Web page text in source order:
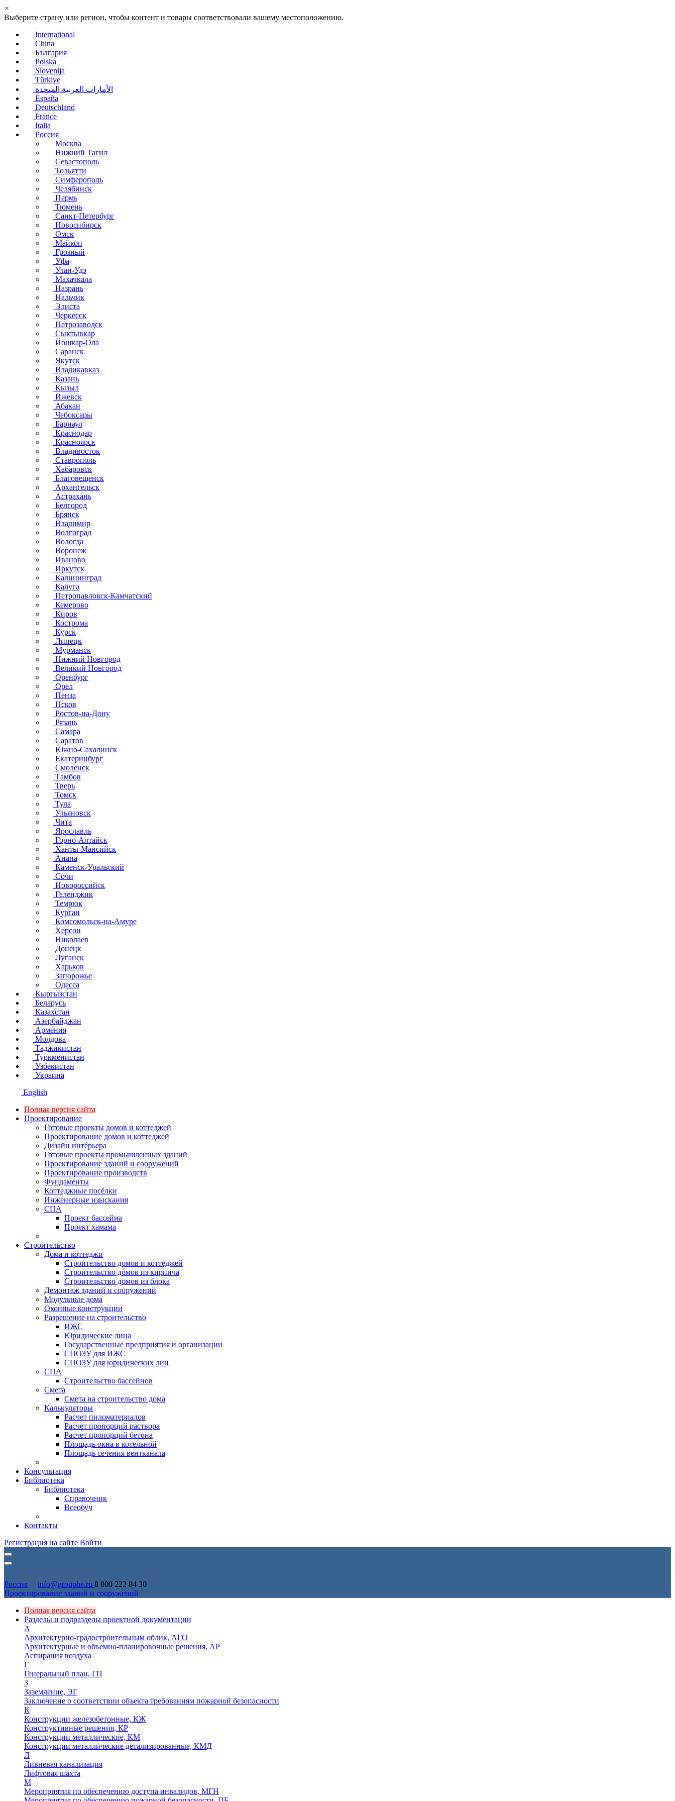
×
Выберите страну или регион, чтобы контент и товары соответствовали вашему местоположению.
International
China
България
Polska
Slovenija
Türkiye
الأمارات العربية المتحدة
España
Deutschland
France
Italia
Россия
Москва
Нижний Тагил
Севастополь
Тольятти
Симферополь
Челябинск
Пермь
Тюмень
Санкт-Петербург
Новосибирск
Омск
Майкоп
Грозный
Уфа
Улан-Удэ
Махачкала
Назрань
Нальчик
Элиста
Черкесск
Петрозаводск
Сыктывкар
Йошкар-Ола
Саранск
Якутск
Владикавказ
Казань
Кызыл
Ижевск
Абакан
Чебоксары
Барнаул
Краснодар
Красноярск
Владивосток
Ставрополь
Хабаровск
Благовещенск
Архангельск
Астрахань
Белгород
Брянск
Владимир
Волгоград
Вологда
Воронеж
Иваново
Иркутск
Калининград
Калуга
Петропавловск-Камчатский
Кемерово
Киров
Кострома
Курск
Липецк
Мурманск
Нижний Новгород
Великий Новгород
Оренбург
Орел
Пенза
Псков
Ростов-на-Дону
Рязань
Самара
Саратов
Южно-Сахалинск
Екатеринбург
Смоленск
Тамбов
Тверь
Томск
Тула
Ульяновск
Чита
Ярославль
Горно-Алтайск
Ханты-Мансийск
Анапа
Каменск-Уральский
Сочи
Новороссийск
Геленджик
Темрюк
Курган
Комсомольск-на-Амуре
Херсон
Николаев
Донецк
Луганск
Харьков
Запорожье
Одесса
Кыргызстан
Беларусь
Казахстан
Азербайджан
Армения
Молдова
Таджикистан
Туркменистан
Узбекистан
Украина
English
Полная версия сайта
Проектирование
Готовые проекты домов и коттеджей
Проектирование домов и коттеджей
Дизайн интерьера
Готовые проекты промышленных зданий
Проектирование зданий и сооружений
Проектирование производств
Фундаменты
Коттеджные посёлки
Инженерные изыскания
СПА
Проект бассейна
Проект хамама
Строительство
Дома и коттеджи
Строительство домов и коттеджей
Строительство домов из кирпича
Строительство домов из блока
Демонтаж зданий и сооружений
Модульные дома
Оконные конструкции
Разрешение на строительство
ИЖС
Юридические лица
Государственные предприятия и организации
СПОЗУ для ИЖС
СПОЗУ для юридических лиц
СПА
Строительство бассейнов
Смета
Смета на строительство дома
Калькуляторы
Расчет пиломатериалов
Расчет пропорций раствора
Расчет пропорций бетона
Площадь окна в котельной
Площадь сечения вентканала
Консультация
Библиотека
Библиотека
Справочник
Всеобуч
Контакты
Регистрация на сайте Войти
Россия info@grouphe.ru 8 800 222 84 30
Проектирование зданий и сооружений
Полная версия сайта
Разделы и подразделы проектной документации
А
Архитектурно-градостроительным облик, АГО
Архитектурные и объемно-планировочные решения, АР
Аспирация воздуха
Г
Генеральный план, ГП
З
Заземление, ЭГ
Заключение о соответствии объекта требованиям пожарной безопасности
К
Конструкции железобетонные, КЖ
Конструктивные решения, КР
Конструкции металлические, КМ
Конструкции металлические детализированные, КМД
Л
Ливневая канализация
Лифтовая шахта
М
Мероприятия по обеспечению доступа инвалидов, МГН